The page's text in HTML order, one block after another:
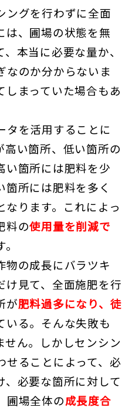
ングを行わずに全面
は、圃場の状態を無
本当に必要な量か、
なのか分からないま
しまっていた場合もあ
タを活用することに
高い箇所、低い箇所の
い箇所には肥料を少
箇所には肥料を多く
ります。これによっ
料の使用量を削減で
物の成長にバラツキ
け見て、全面施肥を行
が肥料過多になり、徒
いる。そんな失敗も
せん。しかしセンシン
ることによって、 必
、必要な箇所に対して
圃場全体の成長度合